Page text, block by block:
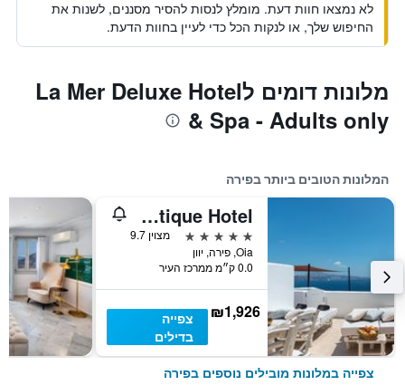
לא נמצאו חוות דעת. מומלץ לנסות להסיר מסננים, לשנות את
החיפוש שלך, או לנקות הכל כדי לעיין בחוות הדעת.
מלונות דומים לLa Mer Deluxe Hotel
& Spa - Adults only
המלונות הטובים ביותר בפירה
Andronis Boutique Hotel
5 כוכבים
מצוין 9.7
Oia, פירה, יוון
0.0 ק״מ ממרכז העיר
₪1,926
צפייה
בדילים
צפייה במלונות מובילים נוספים בפירה